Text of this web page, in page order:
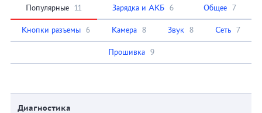
Популярные 11 Зарядка и АКБ 6 Общее 7
Кнопки разъемы 6 Камера 8 Звук 8 Сеть 7
Прошивка 9
Диагностика